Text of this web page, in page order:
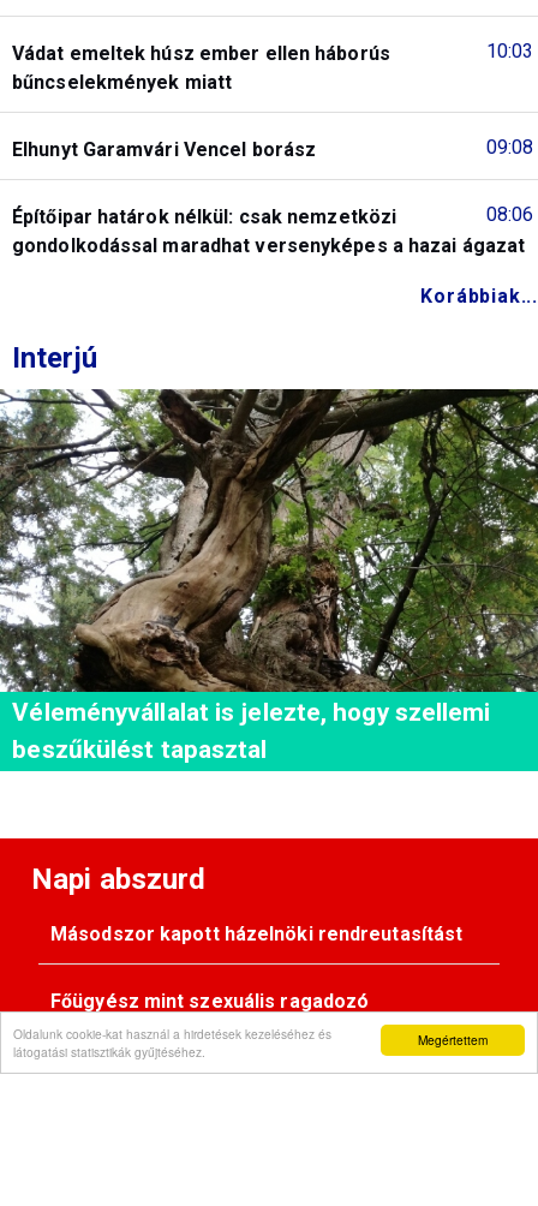
Megértettem
Oldalunk cookie-kat használ a hirdetések kezeléséhez és
látogatási statisztikák gyűjtéséhez.
10:03
Vádat emeltek húsz ember ellen háborús
bűncselekmények miatt
09:08
Elhunyt Garamvári Vencel borász
08:06
Építőipar határok nélkül: csak nemzetközi
gondolkodással maradhat versenyképes a hazai ágazat
Korábbiak...
Interjú
Véleményvállalat is jelezte, hogy szellemi
beszűkülést tapasztal
Napi abszurd
Másodszor kapott házelnöki rendreutasítást
Főügyész mint szexuális ragadozó
Pimasz önkényúr